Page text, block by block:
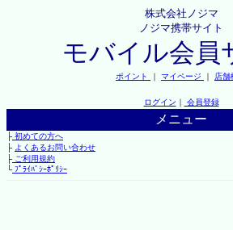
株式会社ノジマ
ノジマ携帯サイト
モバイル会員
ポイント ｜ マイページ ｜ 店舗
ログイン ｜ 会員登録
メニュー
├初めての方へ
├ よくあるお問い合わせ
├ご利用規約
└ﾌﾟﾗｲﾊﾞｼｰﾎﾟﾘｼｰ